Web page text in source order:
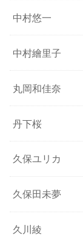
中村悠一
中村繪里子
丸岡和佳奈
丹下桜
久保ユリカ
久保田未夢
久川綾